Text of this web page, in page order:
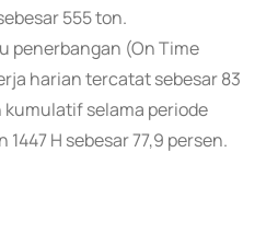
555 ton.
penerbangan (On Time
harian tercatat sebesar 83
selama periode
H sebesar 77,9 persen.